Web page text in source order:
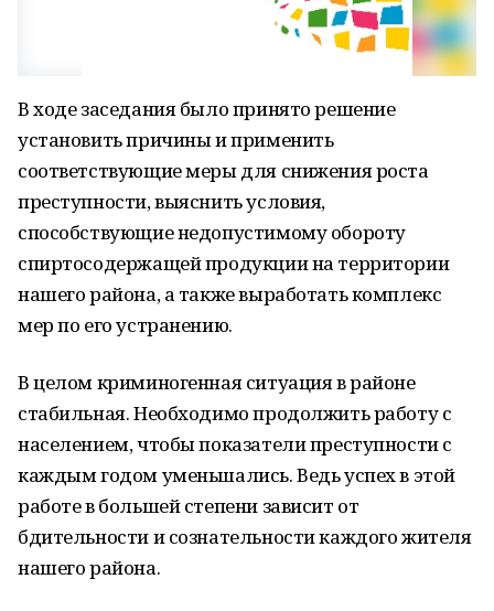
В ходе заседания было принято решение
установить причины и применить
соответствующие меры для снижения роста
преступности, выяснить условия,
способствующие недопустимому обороту
спиртосодержащей продукции на территории
нашего района, а также выработать комплекс
мер по его устранению.
В целом криминогенная ситуация в районе
стабильная. Необходимо продолжить работу с
населением, чтобы показатели преступности с
каждым годом уменьшались. Ведь успех в этой
работе в большей степени зависит от
бдительности и сознательности каждого жителя
нашего района.